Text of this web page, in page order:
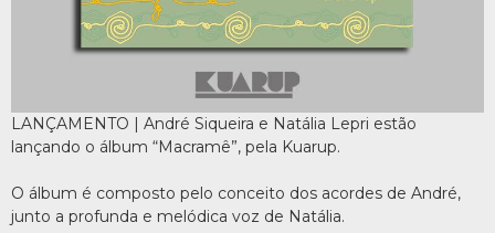
LANÇAMENTO | André Siqueira e Natália Lepri estão
lançando o álbum “Macramê”, pela Kuarup.
O álbum é composto pelo conceito dos acordes de André,
junto a profunda e melódica voz de Natália.